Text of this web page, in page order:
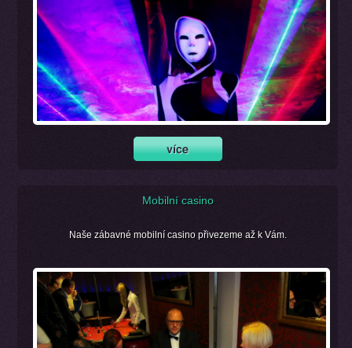
Mobilní casino
Naše zábavné mobilní casino přivezeme až k Vám.